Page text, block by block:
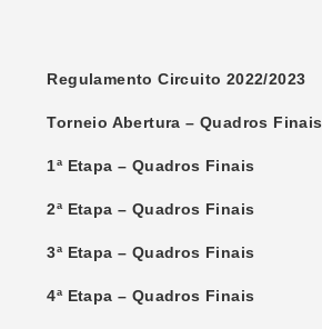
Regulamento Circuito 2022/2023
Torneio Abertura – Quadros Finais
1ª Etapa – Quadros Finais
2ª Etapa – Quadros Finais
3ª Etapa – Quadros Finais
4ª Etapa – Quadros Finais